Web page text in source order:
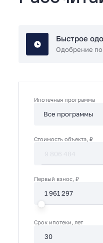
Быстрое
Одобрение по
Ипотечная программа
Стоимость объекта, ₽
Первый взнос, ₽
Срок ипотеки, лет